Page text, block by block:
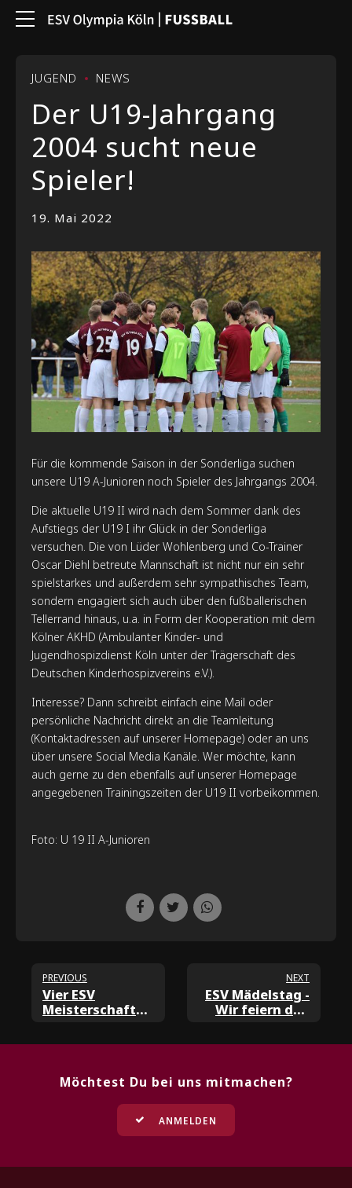
JUGEND NEWS
Der U19-Jahrgang
2004 sucht neue
Spieler!
19. Mai 2022
Für die kommende Saison in der Sonderliga suchen
unsere U19 A-Junioren noch Spieler des Jahrgangs 2004.
Die aktuelle U19 II wird nach dem Sommer dank des
Aufstiegs der U19 I ihr Glück in der Sonderliga
versuchen. Die von Lüder Wohlenberg und Co-Trainer
Oscar Diehl betreute Mannschaft ist nicht nur ein sehr
spielstarkes und außerdem sehr sympathisches Team,
sondern engagiert sich auch über den fußballerischen
Tellerrand hinaus, u.a. in Form der Kooperation mit dem
Kölner AKHD (Ambulanter Kinder- und
Jugendhospizdienst Köln unter der Trägerschaft des
Deutschen Kinderhospizvereins e.V.).
Interesse? Dann schreibt einfach eine Mail oder
persönliche Nachricht direkt an die Teamleitung
(Kontaktadressen auf unserer Homepage) oder an uns
über unsere Social Media Kanäle. Wer möchte, kann
auch gerne zu den ebenfalls auf unserer Homepage
angegebenen Trainingszeiten der U19 II vorbeikommen.
Foto: U 19 II A-Junioren
PREVIOUS
Vier ESV
Meisterschaften
NEXT
ESV Mädelstag -
Wir feiern den
Möchtest Du bei uns mitmachen?
ANMELDEN